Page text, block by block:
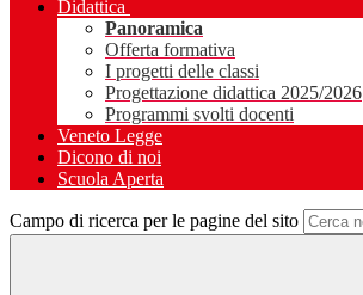
Didattica
Panoramica
Offerta formativa
I progetti delle classi
Progettazione didattica 2025/2026
Programmi svolti docenti
Veneto Legge
Dicono di noi
Scuola Aperta
Campo di ricerca per le pagine del sito